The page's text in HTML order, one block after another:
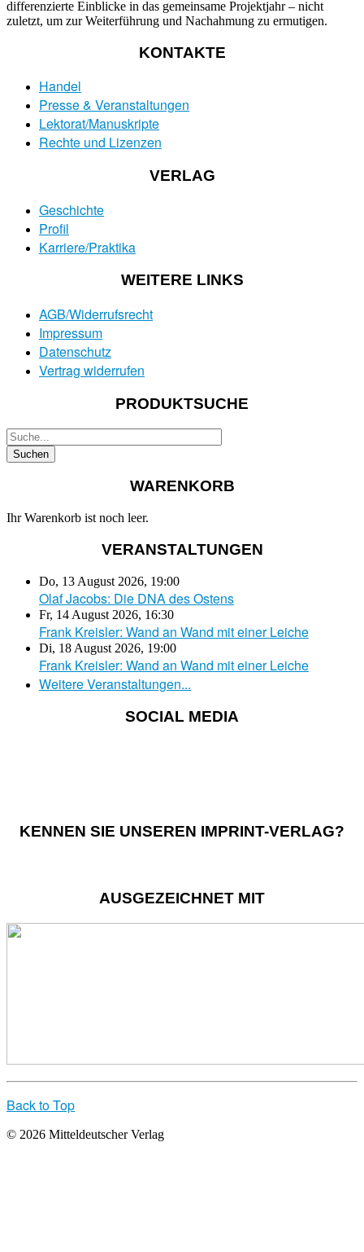
differenzierte Einblicke in das gemeinsame Projektjahr – nicht
zuletzt, um zur Weiterführung und Nachahmung zu ermutigen.
KONTAKTE
Handel
Presse & Veranstaltungen
Lektorat/Manuskripte
Rechte und Lizenzen
VERLAG
Geschichte
Profil
Karriere/Praktika
WEITERE LINKS
AGB/Widerrufsrecht
Impressum
Datenschutz
Vertrag widerrufen
PRODUKTSUCHE
WARENKORB
Ihr Warenkorb ist noch leer.
VERANSTALTUNGEN
Do, 13 August 2026, 19:00
Olaf Jacobs: Die DNA des Ostens
Fr, 14 August 2026, 16:30
Frank Kreisler: Wand an Wand mit einer Leiche
Di, 18 August 2026, 19:00
Frank Kreisler: Wand an Wand mit einer Leiche
Weitere Veranstaltungen...
SOCIAL MEDIA
KENNEN SIE UNSEREN IMPRINT-VERLAG?
AUSGEZEICHNET MIT
Back to Top
© 2026 Mitteldeutscher Verlag